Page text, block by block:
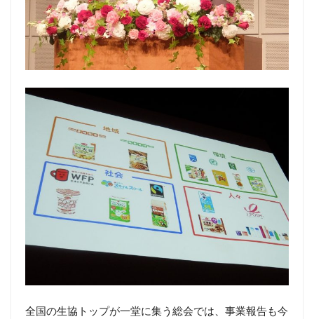
全国の生協トップが一堂に集う総会では、事業報告も今